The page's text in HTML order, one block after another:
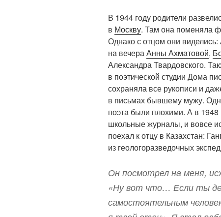
В 1944 году родители
в Москву. Там она поменяла
Однако с отцом они
на вечераАнны Ахматовой,
Александра Твардовского.
в поэтической студии Дома
сохраняла все рукописи и
в письмах бывшему мужу.
поэта были плохими. А в 1948
школьные журналы, и вовсе
поехал к отцу в Казахстан:
из геологоразведочных
Он посмотрел на меня,
«Ну вот что… Если ты
самостоятельным